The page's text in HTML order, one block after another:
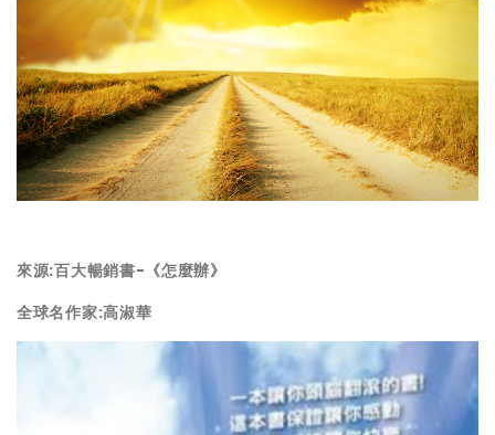
來源:百大暢銷書-《怎麼辦》
全球名作家:高淑華